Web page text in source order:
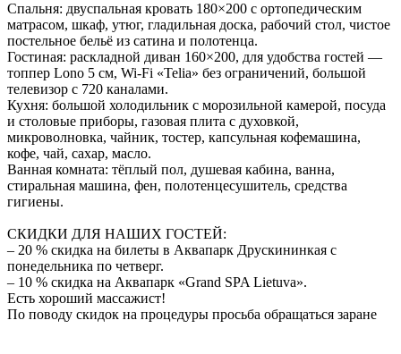
Спальня: двуспальная кровать 180×200 с ортопедическим
матрасом, шкаф, утюг, гладильная доска, рабочий стол, чистое
постельное бельё из сатина и полотенца.
Гостиная: раскладной диван 160×200, для удобства гостей —
топпер Lono 5 см, Wi-Fi «Telia» без ограничений, большой
телевизор с 720 каналами.
Кухня: большой холодильник с морозильной камерой, посуда
и столовые приборы, газовая плита с духовкой,
микроволновка, чайник, тостер, капсульная кофемашина,
кофе, чай, сахар, масло.
Ванная комната: тёплый пол, душевая кабина, ванна,
стиральная машина, фен, полотенцесушитель, средства
гигиены.
СКИДКИ ДЛЯ НАШИХ ГОСТЕЙ:
– 20 % скидка на билеты в Аквапарк Друскининкая с
понедельника по четверг.
– 10 % скидка на Аквапарк «Grand SPA Lietuva».
Есть хороший массажист!
По поводу скидок на процедуры просьба обращаться заранe